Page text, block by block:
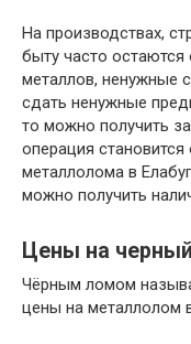
На производствах,
быту часто остаются
металлов, ненужные
сдать ненужные
то можно получить
операция
металлолома в
можно получить
Цены на
Чёрным ломом
цены на металлолом